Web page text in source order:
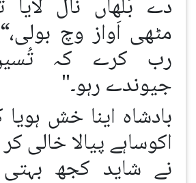
دے بُلھاں نال
مٹھی اَواز وچ
رب کرے کہ
جیوندے رہو۔"
بادشاہ اینا خش
اکوساہے پیالا خالی
نے شاید کجھ